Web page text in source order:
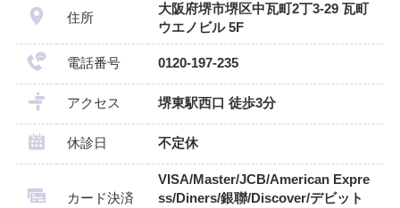
住所
大阪府堺市堺区中瓦町2丁3-29 瓦町
ウエノビル 5F
電話番号 0120-197-235
アクセス 堺東駅西口 徒歩3分
休診日 不定休
カード決済
VISA/Master/JCB/American Expre
ss/Diners/銀聯/Discover/デビット